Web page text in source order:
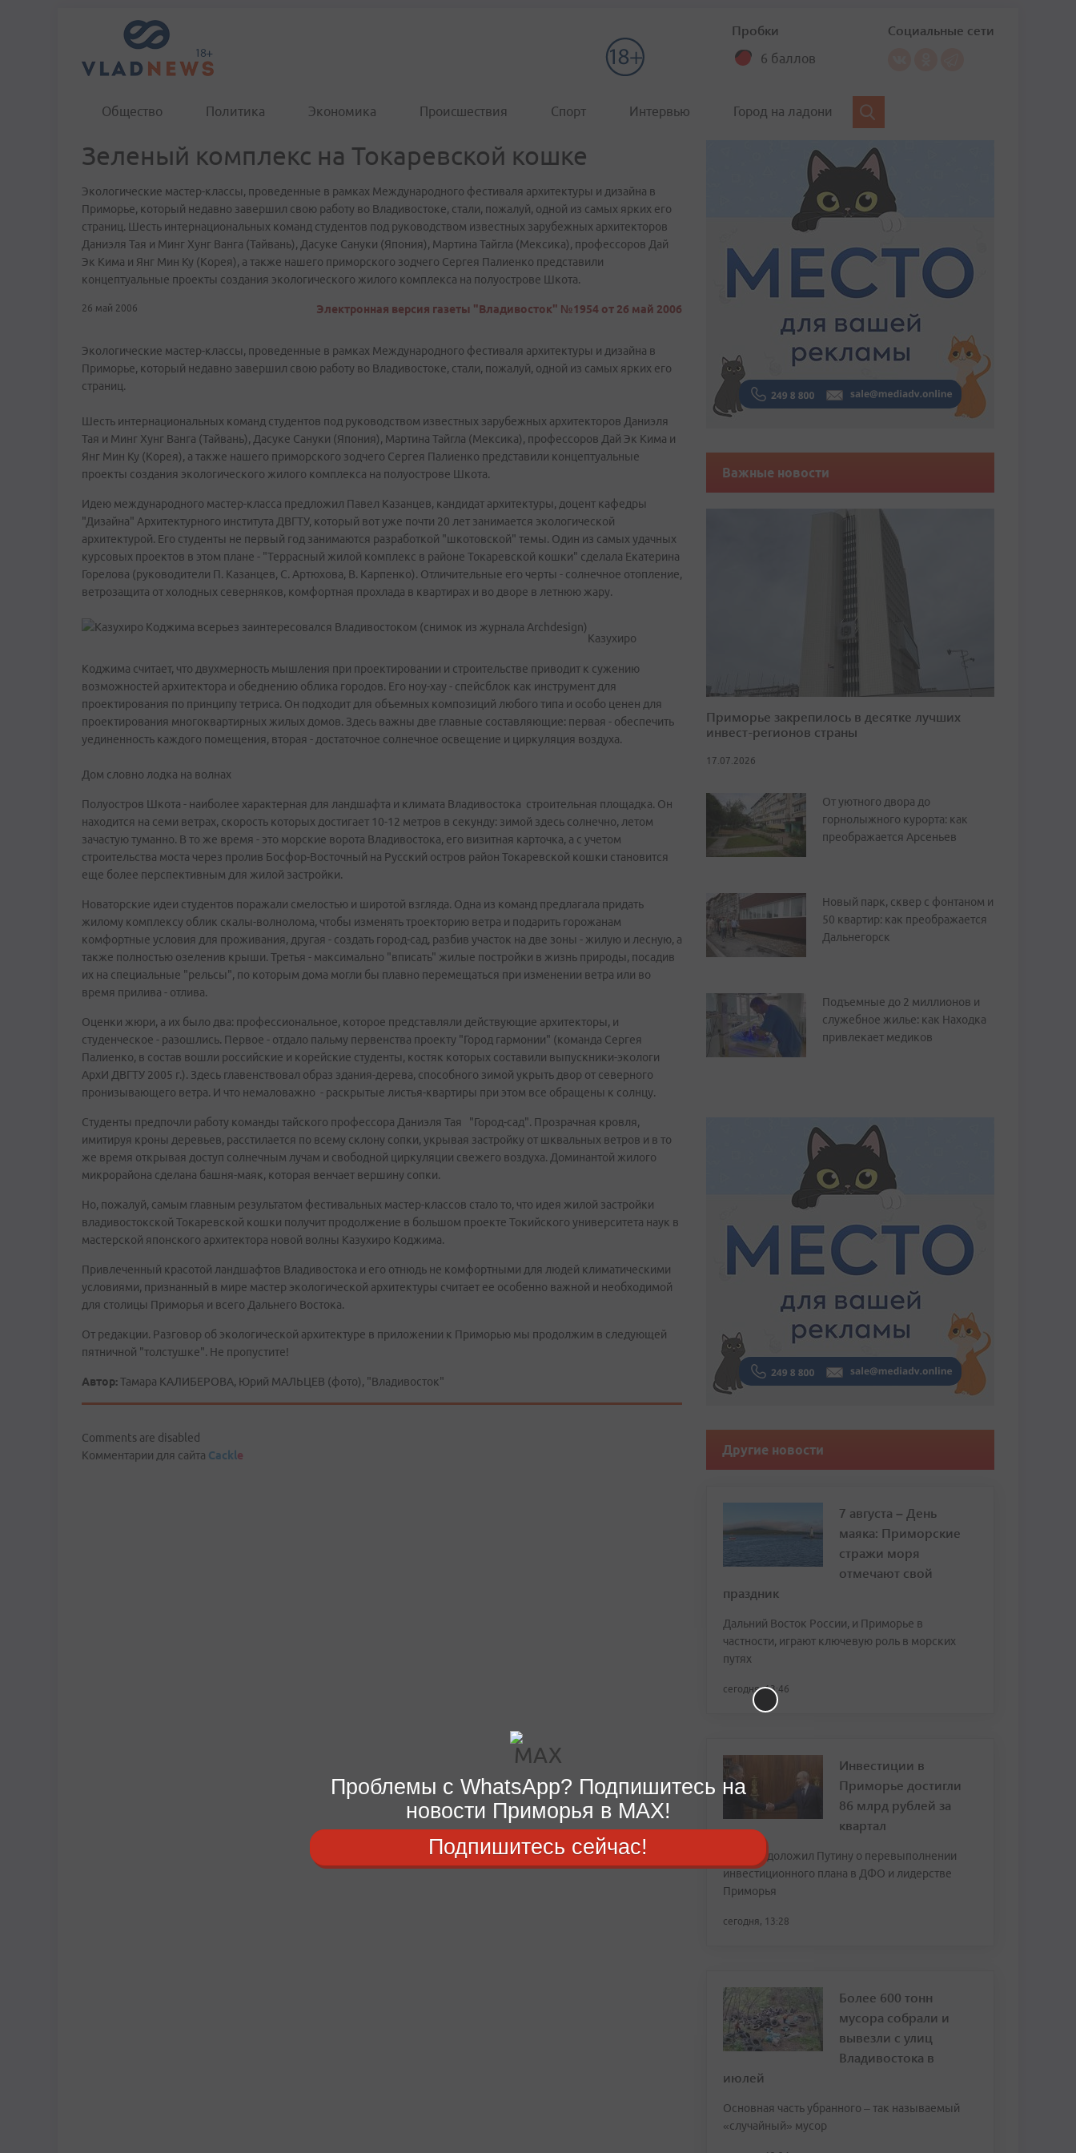
Пробки
6 баллов
Социальные сети
Общество Политика Экономика Происшествия Спорт Интервью Город на ладони
Зеленый комплекс на Токаревской кошке
Экологические мастер-классы, проведенные в рамках Международного фестиваля архитектуры и дизайна в
Приморье, который недавно завершил свою работу во Владивостоке, стали, пожалуй, одной из самых ярких его
страниц. Шесть интернациональных команд студентов под руководством известных зарубежных архитекторов
Даниэля Тая и Минг Хунг Ванга (Тайвань), Дасуке Сануки (Япония), Мартина Тайгла (Мексика), профессоров Дай
Эк Кима и Янг Мин Ку (Корея), а также нашего приморского зодчего Сергея Палиенко представили
концептуальные проекты создания экологического жилого комплекса на полуострове Шкота.
26 май 2006 Электронная версия газеты "Владивосток" №1954 от 26 май 2006
Экологические мастер-классы, проведенные в рамках Международного фестиваля архитектуры и дизайна в
Приморье, который недавно завершил свою работу во Владивостоке, стали, пожалуй, одной из самых ярких его
страниц.
Шесть интернациональных команд студентов под руководством известных зарубежных архитекторов Даниэля
Тая и Минг Хунг Ванга (Тайвань), Дасуке Сануки (Япония), Мартина Тайгла (Мексика), профессоров Дай Эк Кима и
Янг Мин Ку (Корея), а также нашего приморского зодчего Сергея Палиенко представили концептуальные
проекты создания экологического жилого комплекса на полуострове Шкота.
Идею международного мастер-класса предложил Павел Казанцев, кандидат архитектуры, доцент кафедры
"Дизайна" Архитектурного института ДВГТУ, который вот уже почти 20 лет занимается экологической
архитектурой. Его студенты не первый год занимаются разработкой "шкотовской" темы. Один из самых удачных
курсовых проектов в этом плане - "Террасный жилой комплекс в районе Токаревской кошки" сделала Екатерина
Горелова (руководители П. Казанцев, С. Артюхова, В. Карпенко). Отличительные его черты - солнечное отопление,
ветрозащита от холодных северняков, комфортная прохлада в квартирах и во дворе в летнюю жару.
Казухиро
Коджима считает, что двухмерность мышления при проектировании и строительстве приводит к сужению
возможностей архитектора и обеднению облика городов. Его ноу-хау - спейсблок как инструмент для
проектирования по принципу тетриса. Он подходит для объемных композиций любого типа и особо ценен для
проектирования многоквартирных жилых домов. Здесь важны две главные составляющие: первая - обеспечить
уединенность каждого помещения, вторая - достаточное солнечное освещение и циркуляция воздуха.
Дом словно лодка на волнах
Полуостров Шкота - наиболее характерная для ландшафта и климата Владивостока строительная площадка. Он
находится на семи ветрах, скорость которых достигает 10-12 метров в секунду: зимой здесь солнечно, летом
зачастую туманно. В то же время - это морские ворота Владивостока, его визитная карточка, а с учетом
строительства моста через пролив Босфор-Восточный на Русский остров район Токаревской кошки становится
еще более перспективным для жилой застройки.
Новаторские идеи студентов поражали смелостью и широтой взгляда. Одна из команд предлагала придать
жилому комплексу облик скалы-волнолома, чтобы изменять троекторию ветра и подарить горожанам
комфортные условия для проживания, другая - создать город-сад, разбив участок на две зоны - жилую и лесную, а
также полностью озеленив крыши. Третья - максимально "вписать" жилые постройки в жизнь природы, посадив
их на специальные "рельсы", по которым дома могли бы плавно перемещаться при изменении ветра или во
время прилива - отлива.
Оценки жюри, а их было два: профессиональное, которое представляли действующие архитекторы, и
студенческое - разошлись. Первое - отдало пальму первенства проекту "Город гармонии" (команда Сергея
Палиенко, в состав вошли российские и корейские студенты, костяк которых составили выпускники-экологи
АрхИ ДВГТУ 2005 г.). Здесь главенствовал образ здания-дерева, способного зимой укрыть двор от северного
пронизывающего ветра. И что немаловажно - раскрытые листья-квартиры при этом все обращены к солнцу.
Студенты предпочли работу команды тайского профессора Даниэля Тая "Город-сад". Прозрачная кровля,
имитируя кроны деревьев, расстилается по всему склону сопки, укрывая застройку от шквальных ветров и в то
же время открывая доступ солнечным лучам и свободной циркуляции свежего воздуха. Доминантой жилого
микрорайона сделана башня-маяк, которая венчает вершину сопки.
Но, пожалуй, самым главным результатом фестивальных мастер-классов стало то, что идея жилой застройки
владивостокской Токаревской кошки получит продолжение в большом проекте Токийского университета наук в
мастерской японского архитектора новой волны Казухиро Коджима.
Привлеченный красотой ландшафтов Владивостока и его отнюдь не комфортными для людей климатическими
условиями, признанный в мире мастер экологической архитектуры считает ее особенно важной и необходимой
для столицы Приморья и всего Дальнего Востока.
От редакции. Разговор об экологической архитектуре в приложении к Приморью мы продолжим в следующей
пятничной "толстушке". Не пропустите!
Автор:Тамара КАЛИБЕРОВА, Юрий МАЛЬЦЕВ (фото), "Владивосток"
Comments are disabled
Комментарии для сайта Cackle
Важные новости
Приморье закрепилось в десятке лучших
инвест-регионов страны
17.07.2026
От уютного двора до
горнолыжного курорта: как
преображается Арсеньев
Новый парк, сквер с фонтаном и
50 квартир: как преображается
Дальнегорск
Подъемные до 2 миллионов и
служебное жилье: как Находка
привлекает медиков
Другие новости
7 августа – День
маяка: Приморские
стражи моря
отмечают свой
праздник
Дальний Восток России, и Приморье в
частности, играют ключевую роль в морских
путях
сегодня, 13:46
Инвестиции в
Приморье достигли
86 млрд рублей за
квартал
Трутнев доложил Путину о перевыполнении
инвестиционного плана в ДФО и лидерстве
Приморья
сегодня, 13:28
Более 600 тонн
мусора собрали и
вывезли с улиц
Владивостока в
июлей
Основная часть убранного – так называемый
«случайный» мусор
Проблемы с WhatsApp? Подпишитесь на
новости Приморья в MAX!
Подпишитесь сейчас!